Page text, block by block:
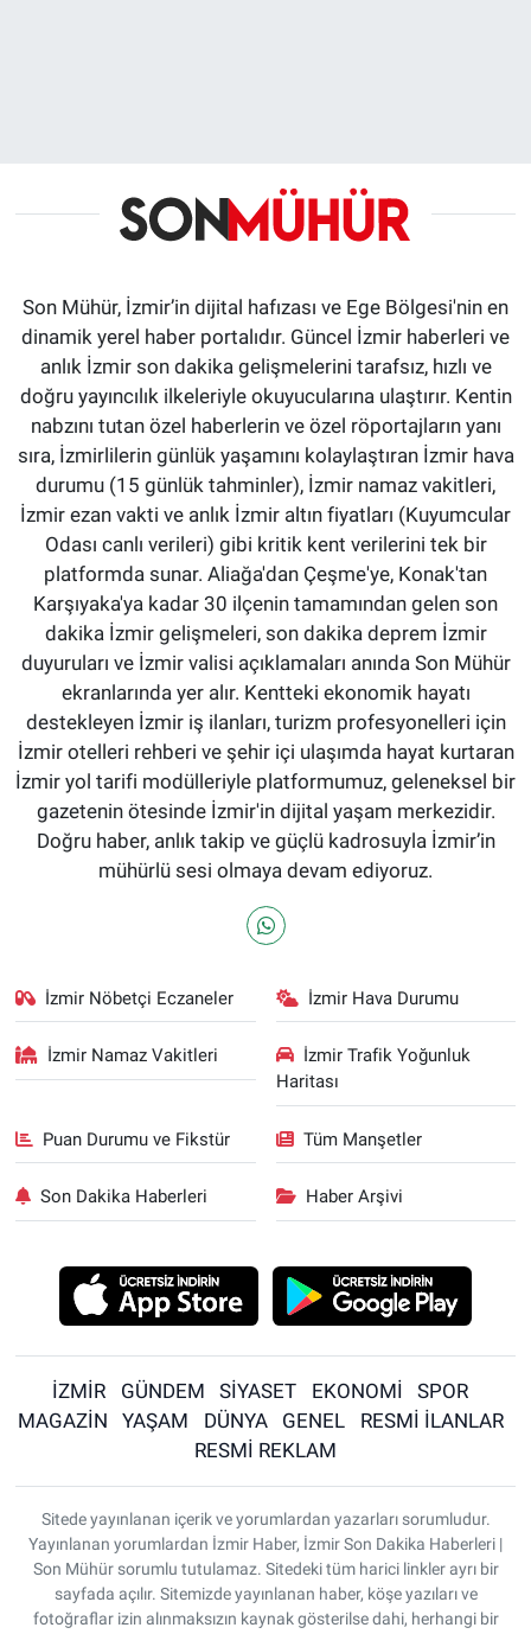
Son Mühür, İzmir’in dijital hafızası ve Ege Bölgesi'nin en
dinamik yerel haber portalıdır. Güncel İzmir haberleri ve
anlık İzmir son dakika gelişmelerini tarafsız, hızlı ve
doğru yayıncılık ilkeleriyle okuyucularına ulaştırır. Kentin
nabzını tutan özel haberlerin ve özel röportajların yanı
sıra, İzmirlilerin günlük yaşamını kolaylaştıran İzmir hava
durumu (15 günlük tahminler), İzmir namaz vakitleri,
İzmir ezan vakti ve anlık İzmir altın fiyatları (Kuyumcular
Odası canlı verileri) gibi kritik kent verilerini tek bir
platformda sunar. Aliağa'dan Çeşme'ye, Konak'tan
Karşıyaka'ya kadar 30 ilçenin tamamından gelen son
dakika İzmir gelişmeleri, son dakika deprem İzmir
duyuruları ve İzmir valisi açıklamaları anında Son Mühür
ekranlarında yer alır. Kentteki ekonomik hayatı
destekleyen İzmir iş ilanları, turizm profesyonelleri için
İzmir otelleri rehberi ve şehir içi ulaşımda hayat kurtaran
İzmir yol tarifi modülleriyle platformumuz, geleneksel bir
gazetenin ötesinde İzmir'in dijital yaşam merkezidir.
Doğru haber, anlık takip ve güçlü kadrosuyla İzmir’in
mühürlü sesi olmaya devam ediyoruz.
İzmir Nöbetçi Eczaneler İzmir Hava Durumu
İzmir Namaz Vakitleri
İzmir Trafik Yoğunluk
Haritası
Puan Durumu ve Fikstür Tüm Manşetler
Son Dakika Haberleri Haber Arşivi
İZMİR GÜNDEM SİYASET EKONOMİ
SPOR
MAGAZİN
YAŞAM DÜNYA GENEL
RESMİ İLANLAR
RESMİ REKLAM
Sitede yayınlanan içerik ve yorumlardan yazarları sorumludur.
Yayınlanan yorumlardan İzmir Haber, İzmir Son Dakika Haberleri |
Son Mühür sorumlu tutulamaz. Sitedeki tüm harici linkler ayrı bir
sayfada açılır. Sitemizde yayınlanan haber, köşe yazıları ve
fotoğraflar izin alınmaksızın kaynak gösterilse dahi, herhangi bir